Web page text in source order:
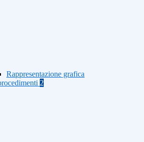
Rappresentazione grafica
2